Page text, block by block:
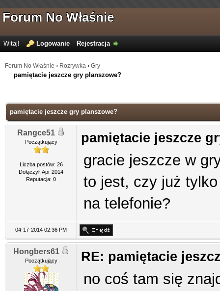
Forum No Właśnie
Witaj! Logowanie Rejestracja
Forum No Właśnie › Rozrywka › Gry
pamiętacie jeszcze gry planszowe?
pamiętacie jeszcze gry planszowe?
Rangce51
Początkujący
Liczba postów: 26
Dołączył: Apr 2014
Reputacja: 0
pamiętacie jeszcze
gracie jeszcze w
to jest, czy już
na telefonie?
04-17-2014 02:36 PM
Hongbers61
Początkujący RE: pamiętacie
no coś tam się